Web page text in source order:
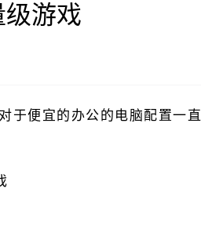
级游戏
于便宜的办公的电脑配置一直